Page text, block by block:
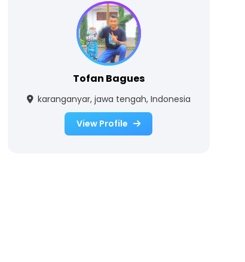
Tofan Bagues
karanganyar, jawa tengah, Indonesia
View Profile